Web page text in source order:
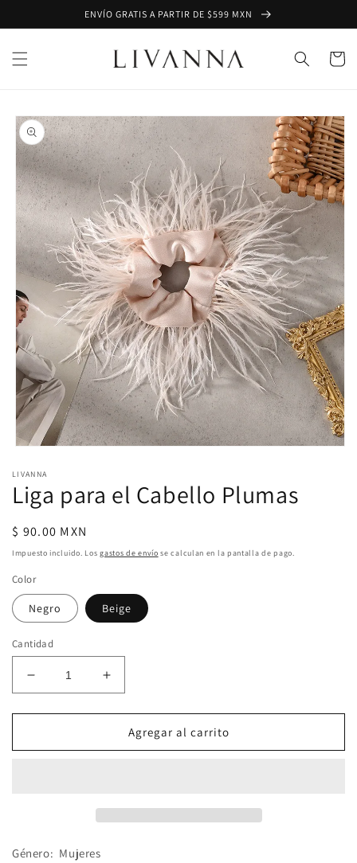
directamente
al contenido
ENVÍO GRATIS A PARTIR DE $599 MXN
Carrito
directamente
a la
información
del producto
multimedia
1
en
ventana
modal
LIVANNA
Liga para el Cabello Plumas
Precio
habitual
$ 90.00 MXN
Impuesto incluido. Losgastos de envío se calculan en la pantalla de pago.
Color
Negro Beige
Cantidad
Reducir
cantidad
para
para
Aumentar
cantidad
para
Liga
para
Agregar al carrito
Género: Mujeres